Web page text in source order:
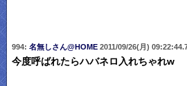
994: 名無しさん@HOME2011/09/26(月)
今度呼ばれたらハバネロ入れちゃれw